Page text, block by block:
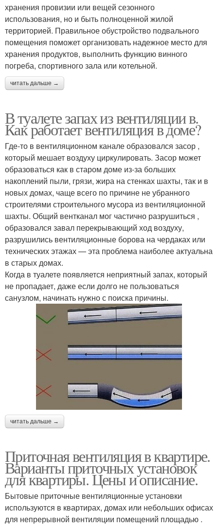
хранения провизии или вещей сезонного
использования, но и быть полноценной жилой
территорией. Правильное обустройство подвального
помещения поможет организовать надежное место для
хранения продуктов, выполнить функцию винного
погреба, спортивного зала или котельной.
читать дальше →
В туалете запах из вентиляции в.
Как работает вентиляция в доме?
Где-то в вентиляционном канале образовался засор ,
который мешает воздуху циркулировать. Засор может
образоваться как в старом доме из-за больших
накоплений пыли, грязи, жира на стенках шахты, так и в
новых домах, чаще всего по причине не убранного
строителями строительного мусора из вентиляционной
шахты. Общий вентканал мог частично разрушиться ,
образовался завал перекрывающий ход воздуху,
разрушились вентиляционные борова на чердаках или
технических этажах — эта проблема наиболее актуальна
в старых домах.
Когда в туалете появляется неприятный запах, который
не пропадает, даже если долго не пользоваться
санузлом, начинать нужно с поиска причины.
читать дальше →
Приточная вентиляция в квартире.
Варианты приточных установок
для квартиры. Цены и описание.
Бытовые приточные вентиляционные установки
используются в квартирах, домах или небольших офисах
для непрерывной вентиляции помещений площадью .